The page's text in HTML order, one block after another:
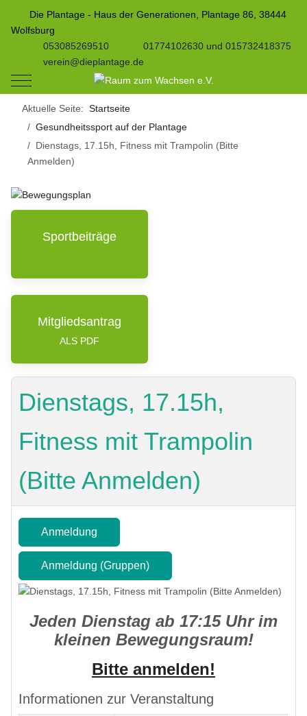
Die Plantage - Haus der Generationen, Plantage 86, 38444
Wolfsburg
053085269510
01774102630 und 015732418375
verein@dieplantage.de
Mobile Menu Toggle
Aktuelle Seite:Startseite
Gesundheitssport auf der Plantage
Dienstags, 17.15h, Fitness mit Trampolin (Bitte
Anmelden)
Sportbeiträge
Mitgliedsantrag
ALS PDF
Dienstags, 17.15h,
Fitness mit Trampolin
(Bitte Anmelden)
Anmeldung
Anmeldung (Gruppen)
Jeden Dienstag ab 17:15 Uhr im
kleinen Bewegungsraum!
Bitte anmelden!
Informationen zur Veranstaltung